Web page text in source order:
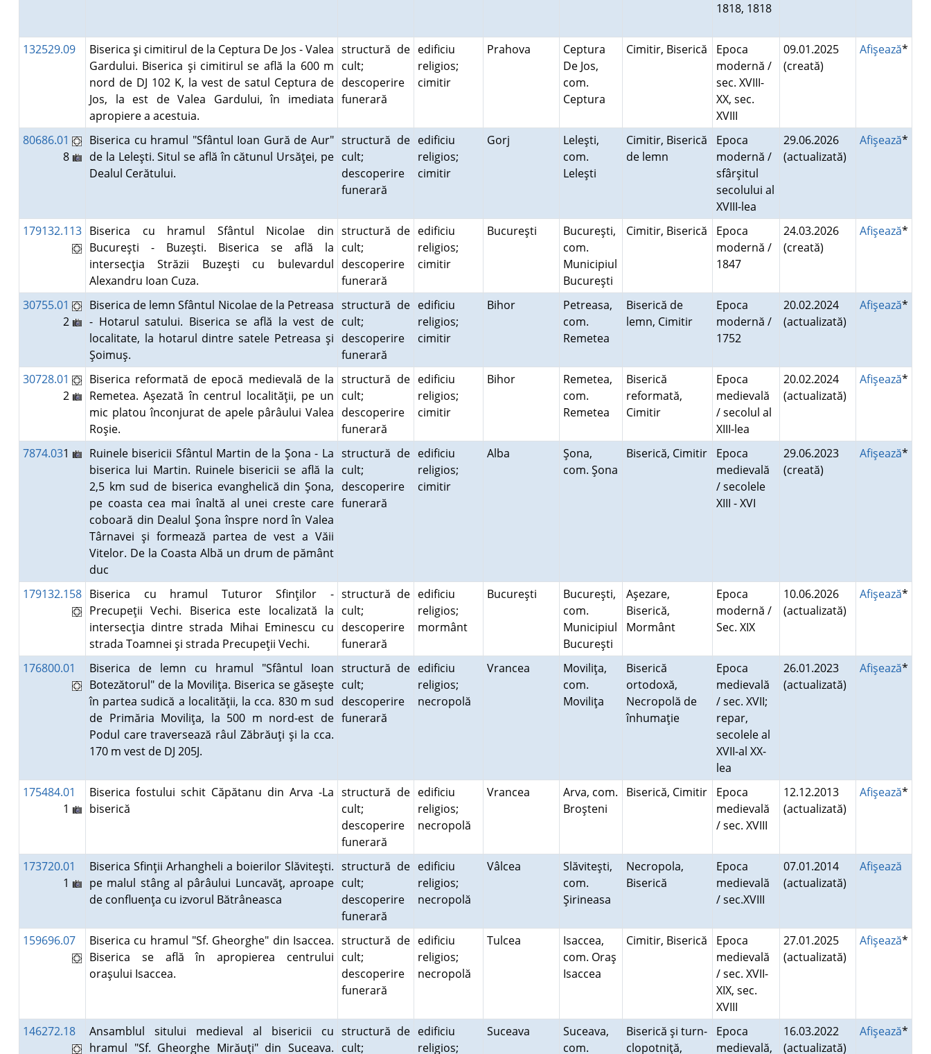
1818, 1818
132529.09
Biserica şi cimitirul de la Ceptura De Jos - Valea
Gardului. Biserica şi cimitirul se află la 600 m
nord de DJ 102 K, la vest de satul Ceptura de
Jos, la est de Valea Gardului, în imediata
apropiere a acestuia.
structură de
cult;
descoperire
funerară
edificiu
religios;
cimitir
Prahova
Ceptura
De Jos,
com.
Ceptura
Cimitir, Biserică
Epoca
modernă /
sec. XVIII-
XX, sec.
XVIII
09.01.2025
(creată)
Afişează*
80686.01
8
Biserica cu hramul "Sfântul Ioan Gură de Aur"
de la Leleşti. Situl se află în cătunul Ursăţei, pe
Dealul Cerătului.
structură de
cult;
descoperire
funerară
edificiu
religios;
cimitir
Gorj
Leleşti,
com.
Leleşti
Cimitir, Biserică
de lemn
Epoca
modernă /
sfârşitul
secolului al
XVIII-lea
29.06.2026
(actualizată)
Afişează*
179132.113 Biserica cu hramul Sfântul Nicolae din
Bucureşti - Buzeşti. Biserica se află la
intersecţia Străzii Buzeşti cu bulevardul
Alexandru Ioan Cuza.
structură de
cult;
descoperire
funerară
edificiu
religios;
cimitir
Bucureşti
Bucureşti,
com.
Municipiul
Bucureşti
Cimitir, Biserică
Epoca
modernă /
1847
24.03.2026
(creată)
Afişează*
30755.01
2
Biserica de lemn Sfântul Nicolae de la Petreasa
- Hotarul satului. Biserica se află la vest de
localitate, la hotarul dintre satele Petreasa şi
Şoimuş.
structură de
cult;
descoperire
funerară
edificiu
religios;
cimitir
Bihor
Petreasa,
com.
Remetea
Biserică de
lemn, Cimitir
Epoca
modernă /
1752
20.02.2024
(actualizată)
Afişează*
30728.01
2
Biserica reformată de epocă medievală de la
Remetea. Aşezată în centrul localităţii, pe un
mic platou înconjurat de apele pârâului Valea
Roşie.
structură de
cult;
descoperire
funerară
edificiu
religios;
cimitir
Bihor
Remetea,
com.
Remetea
Biserică
reformată,
Cimitir
Epoca
medievală
/ secolul al
XIII-lea
20.02.2024
(actualizată)
Afişează*
7874.031
Ruinele bisericii Sfântul Martin de la Şona - La
biserica lui Martin. Ruinele bisericii se află la
2,5 km sud de biserica evanghelică din Şona,
pe coasta cea mai înaltă al unei creste care
coboară din Dealul Şona înspre nord în Valea
Târnavei şi formează partea de vest a Văii
Vitelor. De la Coasta Albă un drum de pământ
duc
structură de
cult;
descoperire
funerară
edificiu
religios;
cimitir
Alba
Şona,
com. Şona
Biserică, Cimitir
Epoca
medievală
/ secolele
XIII - XVI
29.06.2023
(creată)
Afişează*
179132.158 Biserica cu hramul Tuturor Sfinţilor -
Precupeţii Vechi. Biserica este localizată la
intersecţia dintre strada Mihai Eminescu cu
strada Toamnei şi strada Precupeţii Vechi.
structură de
cult;
descoperire
funerară
edificiu
religios;
mormânt
Bucureşti
Bucureşti,
com.
Municipiul
Bucureşti
Aşezare,
Biserică,
Mormânt
Epoca
modernă /
Sec. XIX
10.06.2026
(actualizată)
Afişează*
176800.01
Biserica de lemn cu hramul "Sfântul Ioan
Botezătorul" de la Moviliţa. Biserica se găseşte
în partea sudică a localităţii, la cca. 830 m sud
de Primăria Moviliţa, la 500 m nord-est de
Podul care traversează râul Zăbrăuţi şi la cca.
170 m vest de DJ 205J.
structură de
cult;
descoperire
funerară
edificiu
religios;
necropolă
Vrancea
Moviliţa,
com.
Moviliţa
Biserică
ortodoxă,
Necropolă de
înhumaţie
Epoca
medievală
/ sec. XVII;
repar,
secolele al
XVII-al XX-
lea
26.01.2023
(actualizată)
Afişează*
175484.01
1
Biserica fostului schit Căpătanu din Arva -La
biserică
structură de
cult;
descoperire
funerară
edificiu
religios;
necropolă
Vrancea
Arva, com.
Broşteni
Biserică, Cimitir
Epoca
medievală
/ sec. XVIII
12.12.2013
(actualizată)
Afişează*
173720.01
1
Biserica Sfinţii Arhangheli a boierilor Slăviteşti.
pe malul stâng al pârâului Luncavăţ, aproape
de confluenţa cu izvorul Bătrâneasca
structură de
cult;
descoperire
funerară
edificiu
religios;
necropolă
Vâlcea
Slăviteşti,
com.
Şirineasa
Necropola,
Biserică
Epoca
medievală
/ sec.XVIII
07.01.2014
(actualizată)
Afişează
159696.07
Biserica cu hramul "Sf. Gheorghe" din Isaccea.
Biserica se află în apropierea centrului
oraşului Isaccea.
structură de
cult;
descoperire
funerară
edificiu
religios;
necropolă
Tulcea
Isaccea,
com. Oraş
Isaccea
Cimitir, Biserică
Epoca
medievală
/ sec. XVII-
XIX, sec.
XVIII
27.01.2025
(actualizată)
Afişează*
146272.18
Ansamblul sitului medieval al bisericii cu
hramul "Sf. Gheorghe Mirăuţi" din Suceava.
structură de
cult;
edificiu
religios;
Suceava
Suceava,
com.
Biserică şi turn-
clopotniţă,
Epoca
medievală,
16.03.2022
(actualizată)
Afişează*